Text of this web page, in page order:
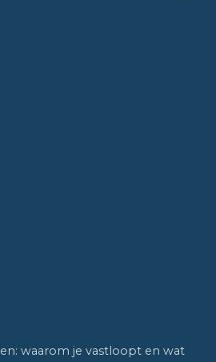
waarom je vastloopt en wat